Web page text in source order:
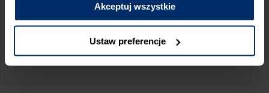
Akceptuj wszystkie
Ustaw preferencje
KALKULATOR ZUŻYCIA
Oblicz, jaką ilość produktów potrzebujesz,
aby perfekcyjnie wygładzić swoje ściany.